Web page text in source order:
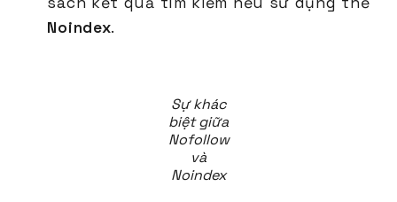
Noindex.
Sự khác
biệt giữa
Nofollow
và
Noindex